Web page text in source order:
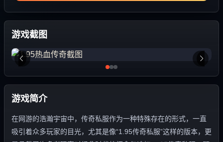
游戏截图
游戏简介
在网游的浩瀚宇宙中，传奇私服作为一种特殊存在的形式，一直
吸引着众多玩家的目光，尤其是像“1.95传奇私服”这样的版本，更